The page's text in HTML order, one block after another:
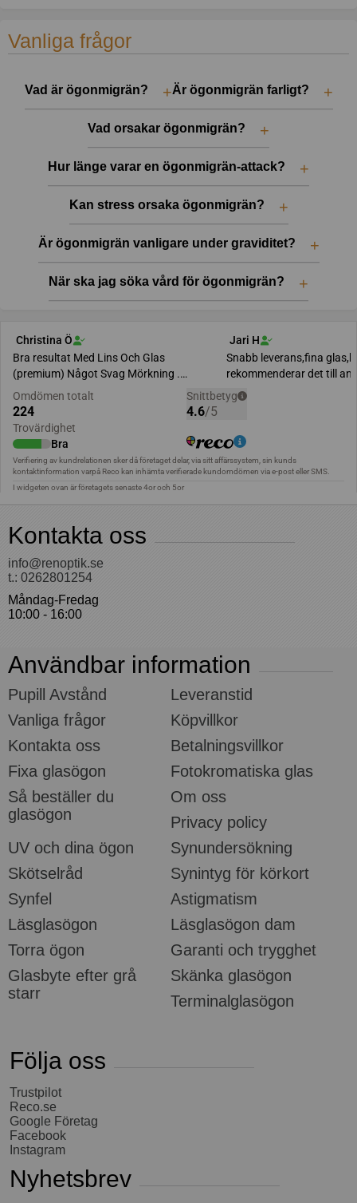
Vanliga frågor
Vad är ögonmigrän? Är ögonmigrän farligt?
Vad orsakar ögonmigrän?
Hur länge varar en ögonmigrän-attack?
Kan stress orsaka ögonmigrän?
Är ögonmigrän vanligare under graviditet?
När ska jag söka vård för ögonmigrän?
Kontakta oss
info@renoptik.se
t.: 0262801254
Måndag-Fredag
10:00 - 16:00
Användbar information
Pupill Avstånd
Leveranstid
Vanliga frågor
Köpvillkor
Kontakta oss
Betalningsvillkor
Fixa glasögon
Fotokromatiska glas
Så beställer du
glasögon
Om oss
Privacy policy
UV och dina ögon
Synundersökning
Skötselråd
Synintyg för körkort
Synfel
Astigmatism
Läsglasögon
Läsglasögon dam
Torra ögon
Garanti och trygghet
Glasbyte efter grå
starr
Skänka glasögon
Terminalglasögon
Följa oss
Trustpilot
Reco.se
Google Företag
Facebook
Instagram
Nyhetsbrev